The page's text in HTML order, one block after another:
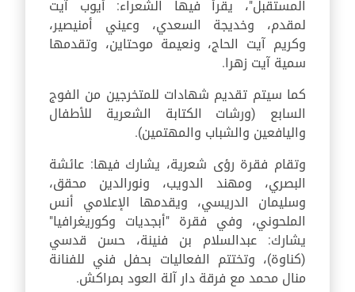
المستقبل"، يقرأ فيها الشعراء: أيوب آيت
لمقدم، وخديجة السعدي، وعيني أمنيصير،
وكريم آيت الحاج، ونعيمة موحتاين، وتقدمها
سمية آيت زهرا.
كما سيتم تقديم شهادات للمتخرجين من الفوج
السابع (ورشات الكتابة الشعرية للأطفال
واليافعين والشباب والمهتمين).
وتقام فقرة رؤى شعرية، يشارك فيها: عائشة
البصري، ومهند الدويب، ونورالدين محقق،
وسليمان الدريسي، ويقدمها الإعلامي أنس
الملحوني، وفي فقرة "أبجديات وكوريغرافيا"
يشارك: عبدالسلام بن فنينة، حسن قدسي
(كناوة)، وتختتم الفعاليات بحفل فني للفنانة
منال محمد مع فرقة دار آلة العود بمراكش.